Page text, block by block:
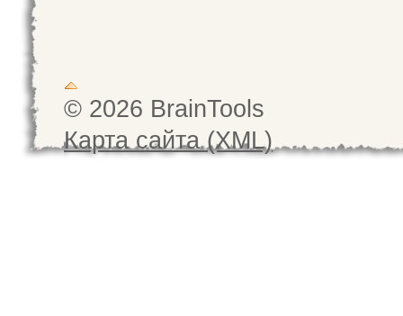
© 2026 BrainTools
Карта сайта (XML)